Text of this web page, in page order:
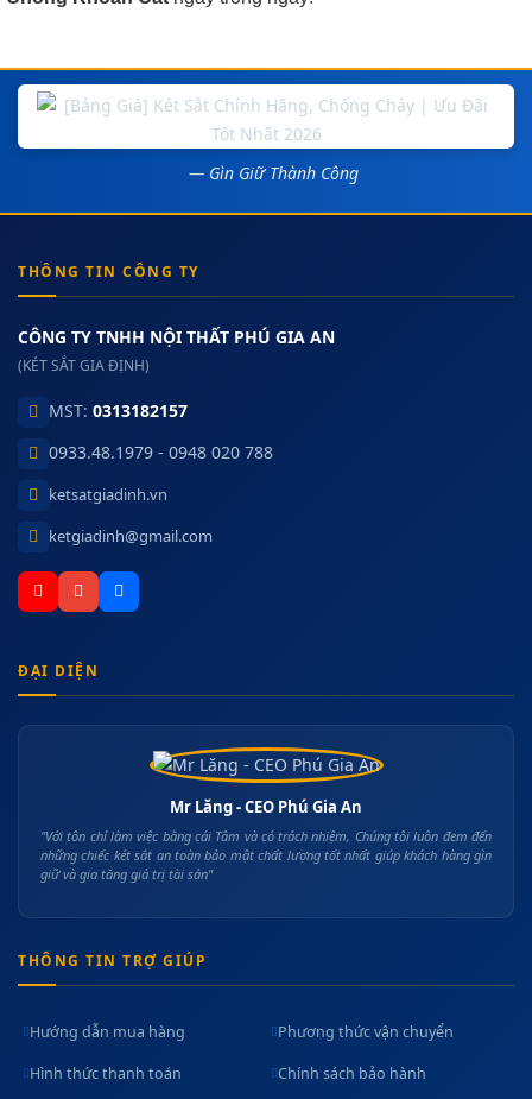
— Gìn Giữ Thành Công
THÔNG TIN CÔNG TY
CÔNG TY TNHH NỘI THẤT PHÚ GIA AN
(KÉT SẮT GIA ĐỊNH)
MST: 0313182157
0933.48.1979 - 0948 020 788
ketsatgiadinh.vn
ketgiadinh@gmail.com
ĐẠI DIỆN
Mr Lăng - CEO Phú Gia An
"Với tôn chỉ làm việc bằng cái Tâm và có trách nhiệm, Chúng tôi luôn đem đến
những chiếc két sắt an toàn bảo mật chất lượng tốt nhất giúp khách hàng gìn
giữ và gia tăng giá trị tài sản"
THÔNG TIN TRỢ GIÚP
Hướng dẫn mua hàng Phương thức vận chuyển
Hình thức thanh toán Chính sách bảo hành